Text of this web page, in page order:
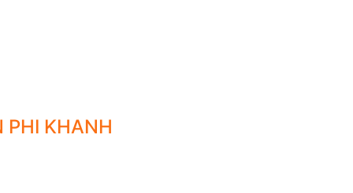
mạch - CarePlus Cardio trên ứng dụng
não, xơ vữa động mạch cảnh,... MRI tim
cơ tim, chẩn đoán bệnh cơ tim phì đại hoặc
PHI KHANH